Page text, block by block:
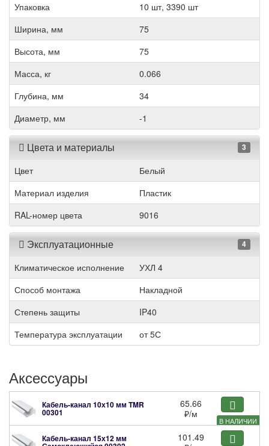
Упаковка
10 шт, 3390 шт
Ширина, мм
75
Высота, мм
75
Масса, кг
0.066
Глубина, мм
34
Диаметр, мм
-1
Цвета и материалы 3
Цвет
Белый
Материал изделия
Пластик
RAL-номер цвета
9016
Эксплуатационные 4
Климатическое исполнение
УХЛ 4
Способ монтажа
Накладной
Степень защиты
IP40
Температура эксплуатации
от 5С
Аксессуары
В НАЛИЧИИ
Кабель-канал 10х10 мм TMR
00301
65.66
₽/м
Кабель-канал 15х12 мм
101.49